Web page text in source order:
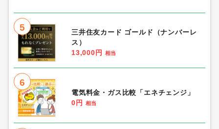
5
三井住友カード ゴールド（ナンバーレ
ス）
13,000円
相当
6
電気料金・ガス比較「エネチェンジ」
0円
相当